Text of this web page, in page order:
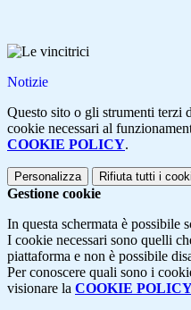
Notizie
Questo sito o gli strumenti terzi
cookie necessari al
COOKIE POLICY.
Personalizza Rifiuta tutti i
Gestione cookie
In questa schermata è possibile
I cookie necessari sono quelli
piattaforma e non è possibile
Per conoscere quali sono i
visionare la COOKIE